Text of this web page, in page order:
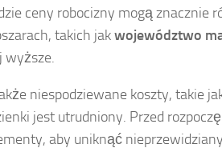
ceny robocizny mogą znacznie
takich jakwojewództwo
wyższe.
niespodziewane koszty, takie
jest utrudniony. Przed
aby uniknąć